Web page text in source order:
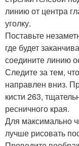
линию от центра
уголку.
Поставьте
где будет
соедините линию
Следите за тем,
направлен вниз.
кисти 263,
ресничного края.
Для максимально
лучше рисовать